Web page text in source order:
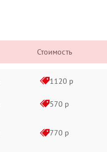
Стоимость
1120 р
570 р
770 р